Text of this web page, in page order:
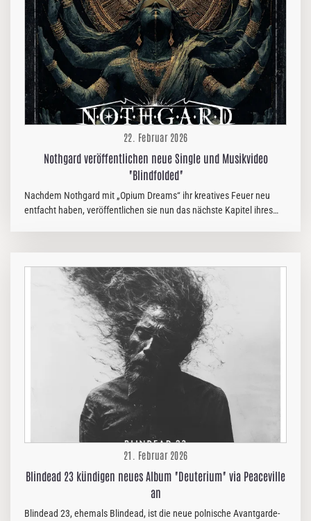
Partner für die neue…
22. Februar 2026
Nothgard veröffentlichen neue Single und Musikvideo
"Blindfolded"
Nachdem Nothgard mit „Opium Dreams“ ihr kreatives Feuer neu
entfacht haben, veröffentlichen sie nun das nächste Kapitel ihres
Nothgard ihr kraftvolles Comeback fort und tauchen noch tiefer in
den dunklen Kern des epischen Melodic Death Metal ein. Der Song
ist härter und finsterer. Fantastische Riffs, massive Grooves und
cineastische Atmosphären erzeugen ein intensives Gefühl der
Unruhe. Textlich erkundet „Blindfolded“ Themen wie Manipulation,
Korruption und blinden…
21. Februar 2026
Blindead 23 kündigen neues Album "Deuterium" via Peaceville
an
Blindead 23, ehemals Blindead, ist die neue polnische Avantgarde-